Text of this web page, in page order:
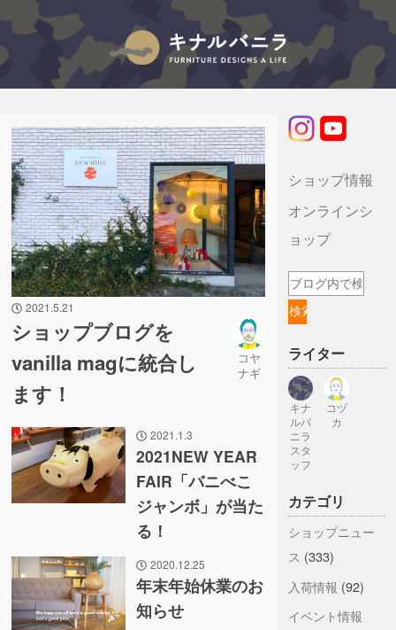
2021.5.21
ショップブログを
vanilla magに統合し
ます！
コヤ
ナギ
2021.1.3
2021NEW YEAR
FAIR「バニべこ
ジャンボ」が当た
る！
2020.12.25
年末年始休業のお
知らせ
ショップ情報
オンラインシ
ョップ
ライター
キナ
ルバ
ニラ
スタ
ッフ
コヅ
カ
カテゴリ
ショップニュー
ス (333)
入荷情報 (92)
イベント情報